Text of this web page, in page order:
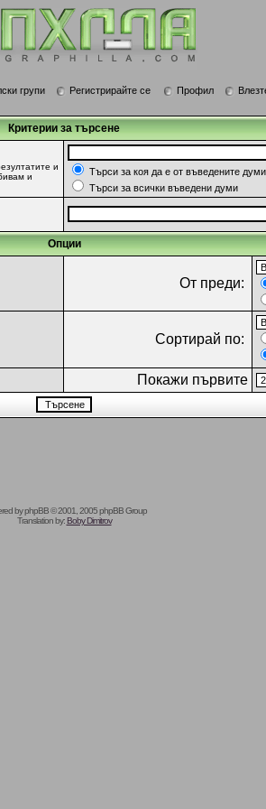
групи Регистрирайте се Профил
Критерии за търсене
и
и
Търси за коя да е от въведените думи
Търси за всички въведени думи
Опции
От преди:
Сортирай по:
Покажи първите
byphpBB© 2001, 2005 phpBB Group
Translation by:Boby Dimitrov